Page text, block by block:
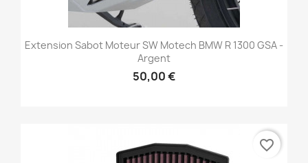
Extension Sabot Moteur SW Motech BMW R 1300 GSA -
Argent
50,00 €
favorite_border